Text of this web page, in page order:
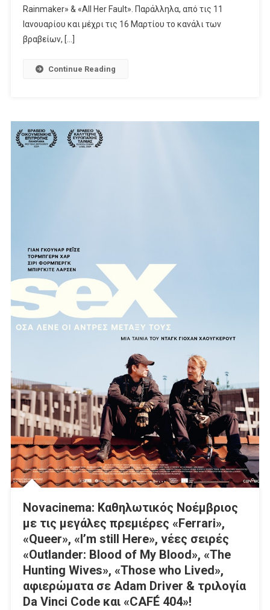
Πρεμιέρες
«Ballerina»,
Νέες
Σειρές
Rainmaker» & «All Her Fault». Παράλληλα, από τις 11
Ιανουαρίου και μέχρι τις 16 Μαρτίου το κανάλι των
βραβείων, […]
Continue Reading
Novacinema: Καθηλωτικός Νοέμβριος
με τις μεγάλες πρεμιέρες «Ferrari»,
«Queer», «I’m still Here», νέες σειρές
«Outlander: Blood of My Blood​​», «The
Hunting Wives​», «Those who Lived​»,
αφιερώματα σε Adam Driver & τριλογία
Da Vinci Code και «CAFÉ 404»!